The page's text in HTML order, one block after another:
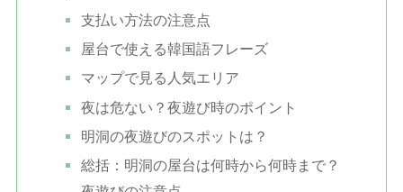
支払い方法の注意点
屋台で使える韓国語フレーズ
マップで見る人気エリア
夜は危ない？夜遊び時のポイント
明洞の夜遊びのスポットは？
総括：明洞の屋台は何時から何時まで？